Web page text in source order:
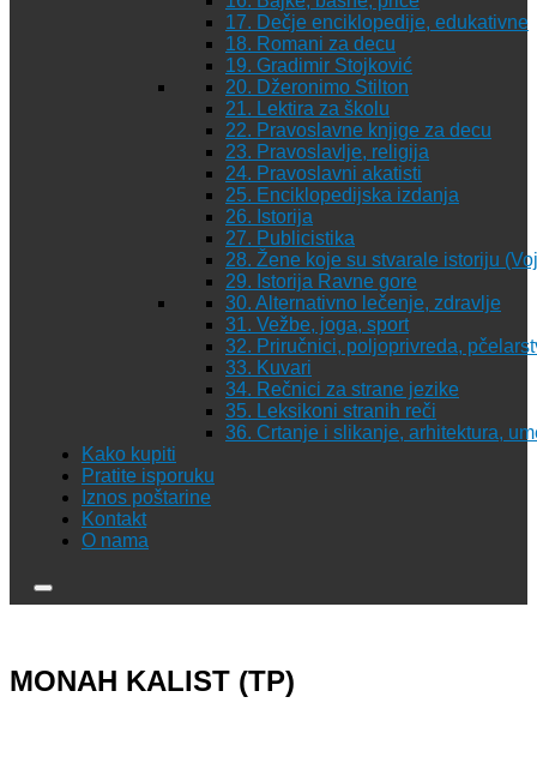
17. Dečje enciklopedije, edukativne
18. Romani za decu
19. Gradimir Stojković
20. Džeronimo Stilton
21. Lektira za školu
22. Pravoslavne knjige za decu
23. Pravoslavlje, religija
24. Pravoslavni akatisti
25. Enciklopedijska izdanja
26. Istorija
27. Publicistika
28. Žene koje su stvarale istoriju
29. Istorija Ravne gore
30. Alternativno lečenje, zdravlje
31. Vežbe, joga, sport
32. Priručnici, poljoprivreda,
33. Kuvari
34. Rečnici za strane jezike
35. Leksikoni stranih reči
36. Crtanje i slikanje, arhitektura,
Kako kupiti
Pratite isporuku
Iznos poštarine
Kontakt
O nama
MONAH KALIST (TP)